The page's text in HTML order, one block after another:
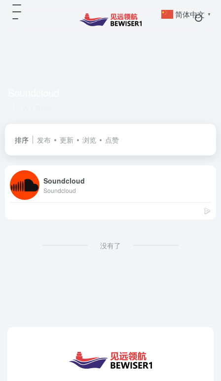
排序 发布 更新 浏览 点赞
Soundcloud
Soundcloud
没有了
简体中文 ▼